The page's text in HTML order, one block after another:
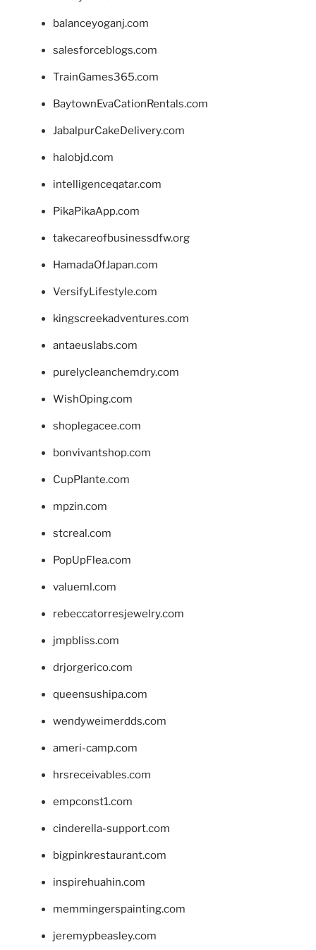
balanceyoganj.com
salesforceblogs.com
TrainGames365.com
BaytownEvaCationRentals.com
JabalpurCakeDelivery.com
halobjd.com
intelligenceqatar.com
PikaPikaApp.com
takecareofbusinessdfw.org
HamadaOfJapan.com
VersifyLifestyle.com
kingscreekadventures.com
antaeuslabs.com
purelycleanchemdry.com
WishOping.com
shoplegacee.com
bonvivantshop.com
CupPlante.com
mpzin.com
stcreal.com
PopUpFlea.com
valueml.com
rebeccatorresjewelry.com
jmpbliss.com
drjorgerico.com
queensushipa.com
wendyweimerdds.com
ameri-camp.com
hrsreceivables.com
empconst1.com
cinderella-support.com
bigpinkrestaurant.com
inspirehuahin.com
memmingerspainting.com
jeremypbeasley.com